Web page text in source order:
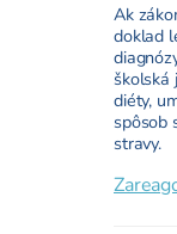
Ak
doklad
školská
diéty,
spôsob
stravy.